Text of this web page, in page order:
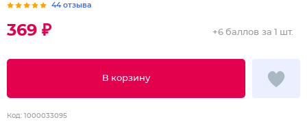
44 отзыва
369 ₽
В корзину
+6 баллов за 1 шт.
Код: 1000033095